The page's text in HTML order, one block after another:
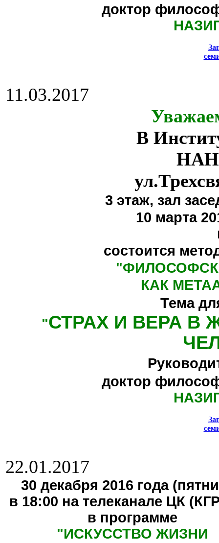
доктор
11.03.2017
В
НАН
3 этаж, зал
10 марта
состоится
"
КАК
Тема
"СТРАХ И ВЕРА В
доктор
22.01.2017
30 декабря 2016 года
в 18:00 на телеканале ЦК
в программе
"ИСКУССТВО ЖИЗНИ